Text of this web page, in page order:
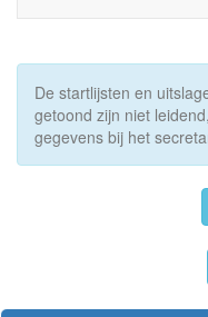
De startlijsten en
getoond zijn niet
gegevens bij het